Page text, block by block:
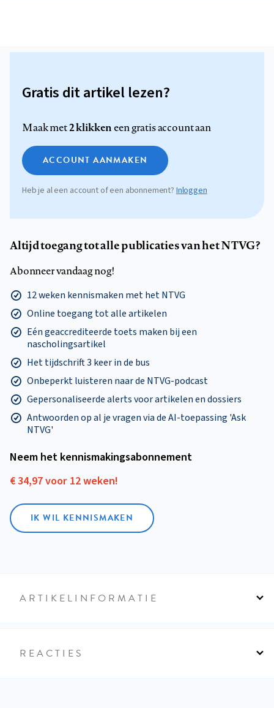
Gratis dit artikel lezen?
Maak met2 klikkeneen gratis account aan
ACCOUNT AANMAKEN
Heb je al een account of een abonnement? Inloggen
Altijd toegang tot alle publicaties van het NTVG?
Abonneer vandaag nog!
12 weken kennismaken met het NTVG
Online toegang tot alle artikelen
Eén geaccrediteerde toets maken bij een
nascholingsartikel
Het tijdschrift 3 keer in de bus
Onbeperkt luisteren naar de NTVG-podcast
Gepersonaliseerde alerts voor artikelen en dossiers
Antwoorden op al je vragen via de AI-toepassing 'Ask
NTVG'
Neem het kennismakings­abonnement
€ 34,97 voor 12 weken!
IK WIL KENNISMAKEN
ARTIKELINFORMATIE
REACTIES